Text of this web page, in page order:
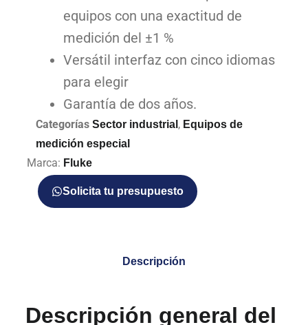
equipos con una exactitud de
medición del ±1 %
Versátil interfaz con cinco idiomas
para elegir
Garantía de dos años.
Categorías Sector industrial , Equipos de
medición especial
Marca: Fluke
Solicita tu presupuesto
Descripción
Descripción general del